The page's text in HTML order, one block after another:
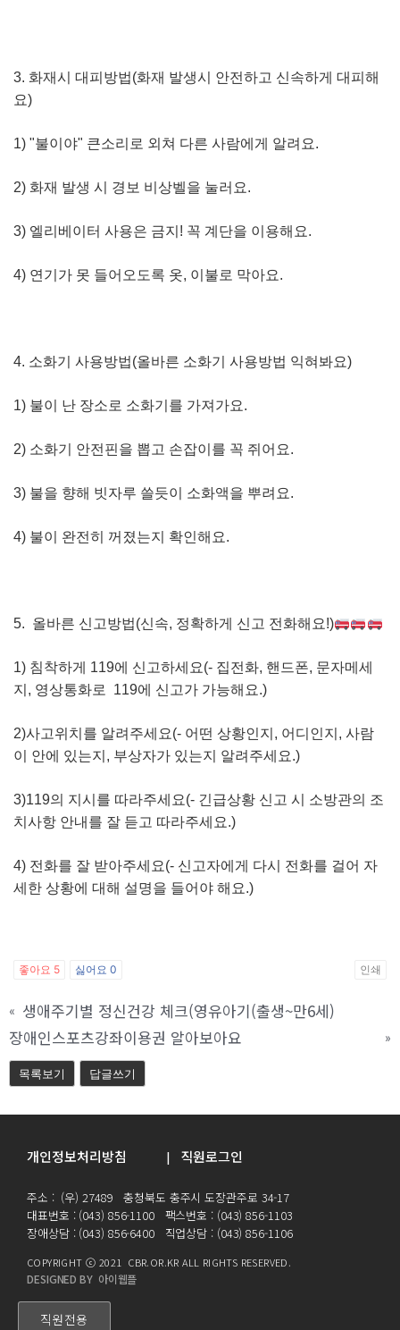
3. 화재시 대피방법(화재 발생시 안전하고 신속하게 대피해
요)
1) "불이야" 큰소리로 외쳐 다른 사람에게 알려요.
2) 화재 발생 시 경보 비상벨을 눌러요.
3) 엘리베이터 사용은 금지! 꼭 계단을 이용해요.
4) 연기가 못 들어오도록 옷, 이불로 막아요.
4. 소화기 사용방법(올바른 소화기 사용방법 익혀봐요)
1) 불이 난 장소로 소화기를 가져가요.
2) 소화기 안전핀을 뽑고 손잡이를 꼭 쥐어요.
3) 불을 향해 빗자루 쓸듯이 소화액을 뿌려요.
4) 불이 완전히 꺼졌는지 확인해요.
5. 올바른 신고방법(신속, 정확하게 신고 전화해요!)
1) 침착하게 119에 신고하세요(- 집전화, 핸드폰, 문자메세
지, 영상통화로 119에 신고가 가능해요.)
2)사고위치를 알려주세요(- 어떤 상황인지, 어디인지, 사람
이 안에 있는지, 부상자가 있는지 알려주세요.)
3)119의 지시를 따라주세요(- 긴급상황 신고 시 소방관의 조
치사항 안내를 잘 듣고 따라주세요.)
4) 전화를 잘 받아주세요(- 신고자에게 다시 전화를 걸어 자
세한 상황에 대해 설명을 들어야 해요.)
좋아요 5 싫어요 0 인쇄
«
생애주기별 정신건강 체크(영유아기(출생~만6세)
장애인스포츠강좌이용권 알아보아요
»
목록보기 답글쓰기
개인정보처리방침 | 직원로그인
주소 : (우) 27489 충청북도 충주시 도장관주로 34-17
대표번호 : (043) 856-1100 팩스번호 : (043) 856-1103
장애상담 : (043) 856-6400 직업상담 : (043) 856-1106
COPYRIGHT ⓒ 2021 CBR.OR.KR ALL RIGHTS RESERVED.
DESIGNED BY 아이웹플
직원전용